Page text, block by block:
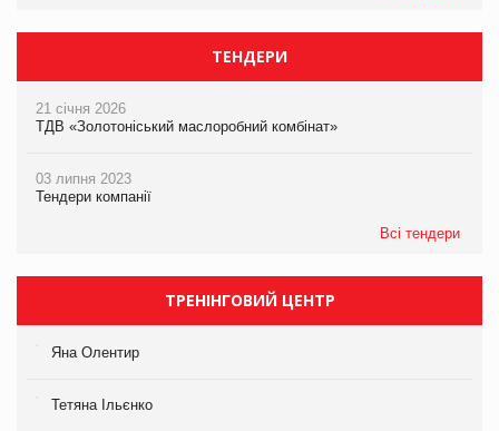
ТЕНДЕРИ
21 січня 2026
ТДВ «Золотоніський маслоробний комбінат»
03 липня 2023
Тендери компанії
Всі тендери
ТРЕНІНГОВИЙ ЦЕНТР
Яна Олентир
Тетяна Ільєнко